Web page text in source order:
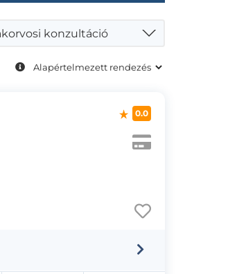
konzultáció
0.0